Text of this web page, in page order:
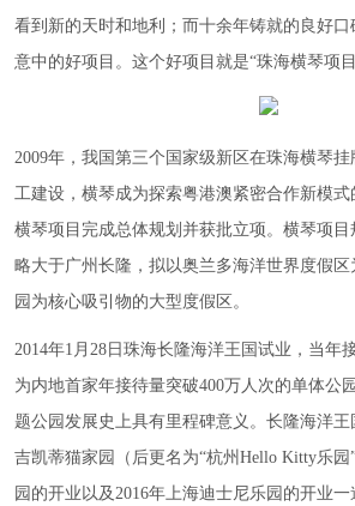
看到新的天时和地利；而十余年铸就的良好口
意中的好项目。这个好项目就是“珠海横琴项目
2009年，我国第三个国家级新区在珠海横琴
工建设，横琴成为探索粤港澳紧密合作新模
横琴项目完成总体规划并获批立项。横琴项目
略大于广州长隆，拟以奥兰多海洋世界度假
园为核心吸引物的大型度假区。
2014年1月28日珠海长隆海洋王国试业，当年
为内地首家年接待量突破400万人次的单体公
题公园发展史上具有里程碑意义。长隆海洋王
吉凯蒂猫家园（后更名为“杭州Hello Kitty乐
园的开业以及2016年上海迪士尼乐园的开业